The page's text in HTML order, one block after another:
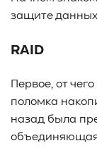
защите
RAID
Первое, от
поломка
назад была
объединяющая